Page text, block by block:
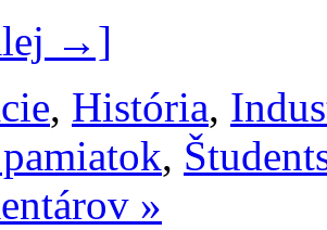
→]
, História,
,
»